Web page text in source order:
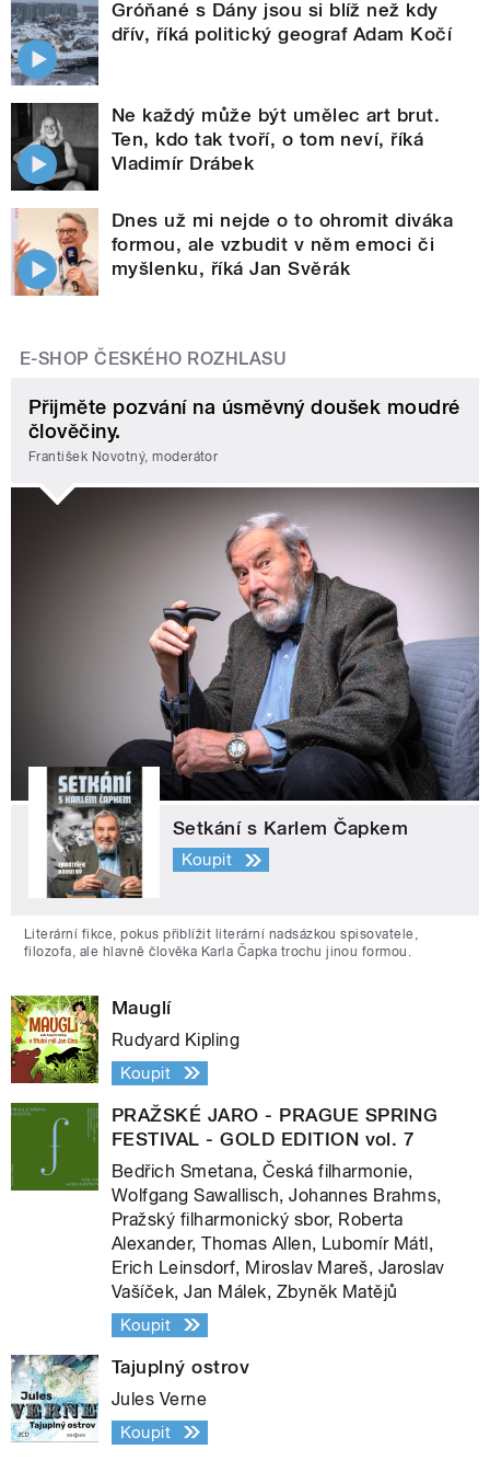
Gróňané s Dány jsou si blíž než kdy
dřív, říká politický geograf Adam Kočí
Ne každý může být umělec art brut.
Ten, kdo tak tvoří, o tom neví, říká
Vladimír Drábek
Dnes už mi nejde o to ohromit diváka
formou, ale vzbudit v něm emoci či
myšlenku, říká Jan Svěrák
E-SHOP ČESKÉHO ROZHLASU
Přijměte pozvání na úsměvný doušek moudré
člověčiny.
František Novotný, moderátor
Setkání s Karlem Čapkem
Koupit
Literární fikce, pokus přiblížit literární nadsázkou spisovatele,
filozofa, ale hlavně člověka Karla Čapka trochu jinou formou.
Mauglí
Rudyard Kipling
Koupit
PRAŽSKÉ JARO - PRAGUE SPRING
FESTIVAL - GOLD EDITION vol. 7
Bedřich Smetana, Česká filharmonie,
Wolfgang Sawallisch, Johannes Brahms,
Pražský filharmonický sbor, Roberta
Alexander, Thomas Allen, Lubomír Mátl,
Erich Leinsdorf, Miroslav Mareš, Jaroslav
Vašíček, Jan Málek, Zbyněk Matějů
Koupit
Tajuplný ostrov
Jules Verne
Koupit